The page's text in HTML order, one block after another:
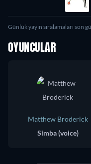
Günlük yayın sıralamaları son
OYUNCULAR
Matthew Broderick
Simba (voice)